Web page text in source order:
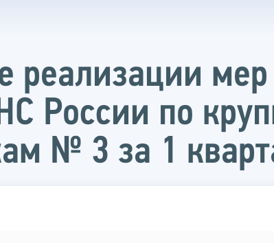
реализации
России по
№ 3 за 1